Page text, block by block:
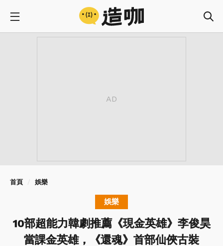
首頁 娛樂
娛樂
10部超能力韓劇推薦《現金英雄》李俊昊
當課金英雄，《還魂》首部仙俠古裝